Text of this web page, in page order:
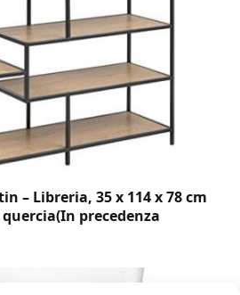
– Libreria, 35 x 114 x 78 cm
precedenza